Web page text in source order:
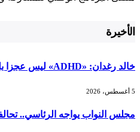
الأخيرة
خالد رغدان: «ADHD» ليس عجزا بل عقل يعمل بذكاء وإيقاع مختلف
5 أغسطس، 2026
مجلس النواب يواجه الرئاسي..